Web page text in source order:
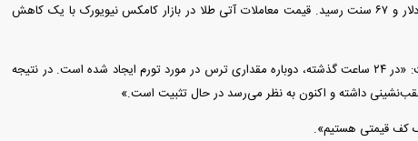
قیمت هر اونس طلا امروز با ۰.۵۰ درصد افزایش به ۴۱۲۶ دلار و ۶۷ سنت رسید. قیمت معاملات آتی طلا در بازار کامکس نیویورک با یک کاهش
ایلیا اسپیواک، رئیس بخش کلان جهانی در تیستی‌لایو، گفت: «در ۲۴ ساعت گذشته، دوباره مقداری ترس در مورد تورم ایجاد شده است. در نتیجه
داشته و اکنون به نظر می‌رسد در حال تثبیت است.»
کف قیمتی هستیم».
فوری بهمن دیزل
جزئیات